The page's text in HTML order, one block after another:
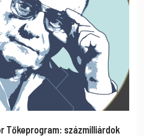
Tőkeprogram: százmilliárdok